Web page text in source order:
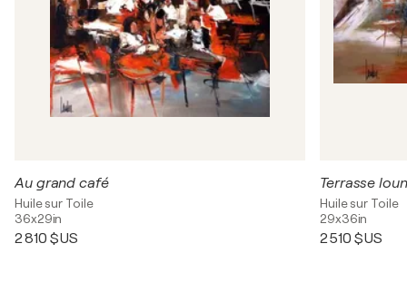
Au grand café
Huile sur Toile
36x29in
2 810 $US
Terrasse
Huile sur Toile
29x36in
2 510 $US